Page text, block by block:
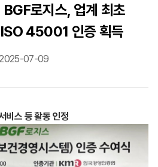
로지스, 업계 최초
45001 인증 획득
2025-07-09
비스 등 활동 인정